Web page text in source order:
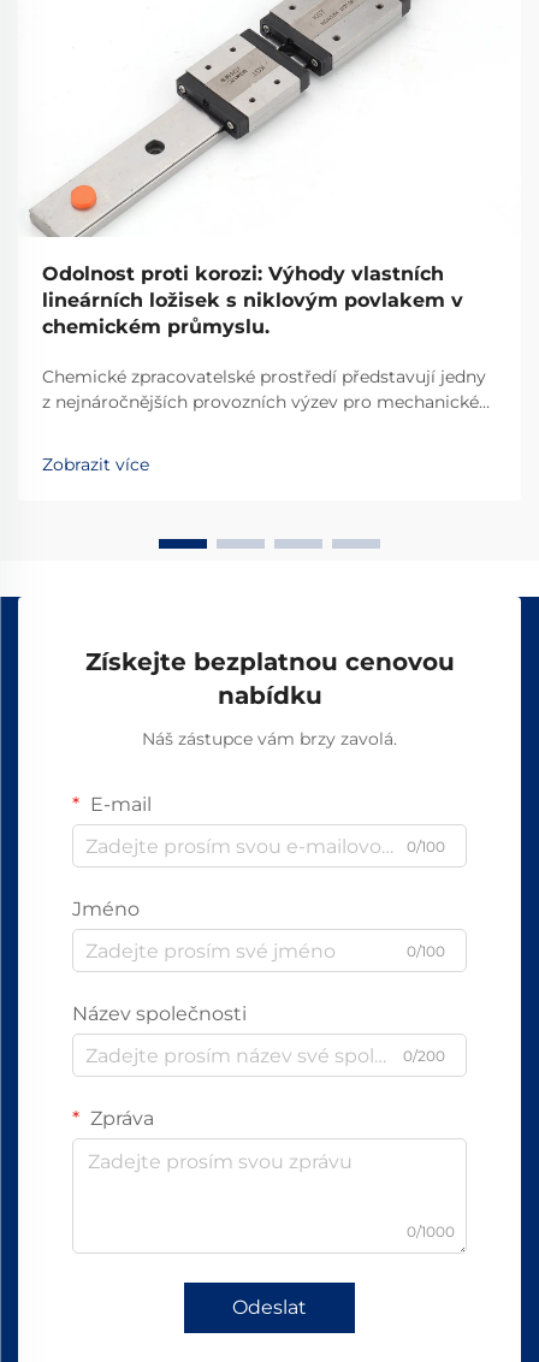
Odolnost proti korozi: Výhody vlastních
lineárních ložisek s niklovým povlakem v
chemickém průmyslu.
Chemické zpracovatelské prostředí představují jedny
z nejnáročnějších provozních výzev pro mechanické
korozivní chemikálie, kyseliny a louhové látky,
vyžaduje řešení navržená s precizní technickou
Zobrazit více
Získejte bezplatnou cenovou
nabídku
Náš zástupce vám brzy zavolá.
E-mail
0/100
Jméno
0/100
Název společnosti
0/200
Zpráva
0/1000
Odeslat